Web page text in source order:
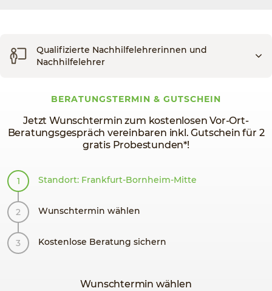
Qualifizierte Nachhilfelehrerinnen und
Nachhilfelehrer
BERATUNGSTERMIN & GUTSCHEIN
Jetzt Wunschtermin zum kostenlosen Vor-Ort-
Beratungsgespräch vereinbaren inkl. Gutschein für 2
gratis Probestunden*!
Standort: Frankfurt-Bornheim-Mitte
Wunschtermin wählen
Kostenlose Beratung sichern
Wunschtermin wählen